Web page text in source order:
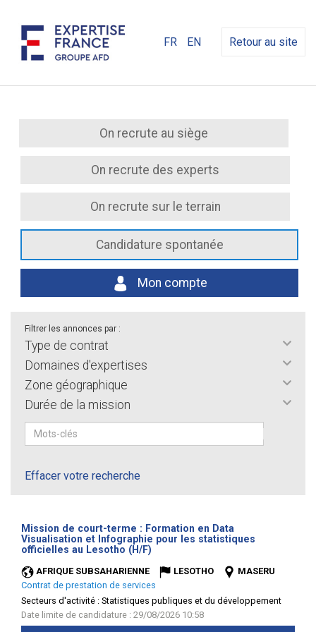
FR EN Retour au site
On recrute au siège
On recrute des experts
On recrute sur le terrain
Candidature spontanée
Mon compte
Filtrer les annonces par :
Type de contrat
Domaines d'expertises
Zone géographique
Durée de la mission
Effacer votre recherche
Mission de court-terme : Formation en Data
Visualisation et Infographie pour les statistiques
officielles au Lesotho (H/F)
AFRIQUE SUBSAHARIENNE LESOTHO
MASERU
Contrat de prestation de services
Secteurs d'activité : Statistiques publiques et du développement
Date limite de candidature : 29/08/2026 10:58